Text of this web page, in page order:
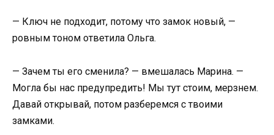
— Ключ не подходит, потому что замок новый, —
ровным тоном ответила Ольга.
— Зачем ты его сменила? — вмешалась Марина. —
Могла бы нас предупредить! Мы тут стоим, мерзнем.
Давай открывай, потом разберемся с твоими
замками.